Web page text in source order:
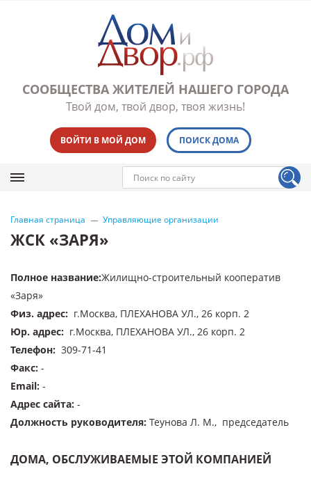
СООБЩЕСТВА ЖИТЕЛЕЙ НАШЕГО ГОРОДА
Твой дом, твой двор, твоя жизнь!
ВОЙТИ В МОЙ ДОМ ПОИСК ДОМА
Главная страница Управляющие организации
ЖСК «ЗАРЯ»
Полное название:Жилищно-строительный кооператив
«Заря»
Физ. адрес: г.Москва, ПЛЕХАНОВА УЛ., 26 корп. 2
Юр. адрес: г.Москва, ПЛЕХАНОВА УЛ., 26 корп. 2
Телефон: 309-71-41
Факс: -
Email: -
Адрес сайта: -
Должность руководителя: Теунова Л. М., председатель
ДОМА, ОБСЛУЖИВАЕМЫЕ ЭТОЙ КОМПАНИЕЙ